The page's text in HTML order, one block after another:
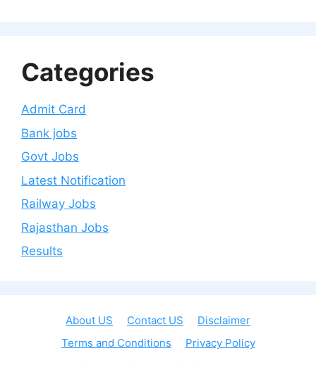
Categories
Admit Card
Bank jobs
Govt Jobs
Latest Notification
Railway Jobs
Rajasthan Jobs
Results
About US Contact US
Disclaimer
Terms and Conditions
Privacy Policy